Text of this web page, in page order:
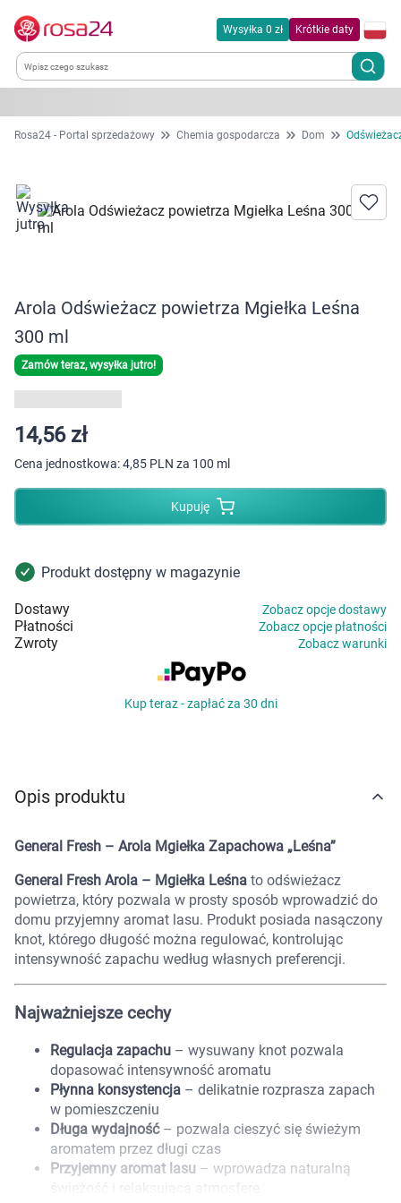
Korzystamy z plików cookies w celu
dostosowania zawartości serwisu do Twoich
Wysyłka 0 zł Krótkie daty
Kategorie
Dla zwierząt
Zdrowie
Kobieta w ciąży i mama
Higiena
Zabawki
Rosa24 - Portal sprzedażowy Chemia gospodarcza Dom
Arola Odświeżacz powietrza Mgiełka Leśna
300 ml
Zamów teraz, wysyłka jutro!
14,56 zł
Cena jednostkowa:4,85 PLN za 100 ml
Kupuję
Produkt dostępny w magazynie
Dostawy Zobacz opcje dostawy
Płatności Zobacz opcje płatności
Zwroty Zobacz warunki
Kup teraz - zapłać za 30 dni
Opis produktu
General Fresh – Arola Mgiełka Zapachowa „Leśna”
General Fresh Arola – Mgiełka Leśna to odświeżacz
powietrza, który pozwala w prosty sposób wprowadzić do
domu przyjemny aromat lasu. Produkt posiada nasączony
knot, którego długość można regulować, kontrolując
intensywność zapachu według własnych preferencji.
Najważniejsze cechy
Regulacja zapachu – wysuwany knot pozwala
dopasować intensywność aromatu
Płynna konsystencja – delikatnie rozprasza zapach
w pomieszczeniu
Długa wydajność– pozwala cieszyć się świeżym
aromatem przez długi czas
Przyjemny aromat lasu – wprowadza naturalną
świeżość i relaksującą atmosferę